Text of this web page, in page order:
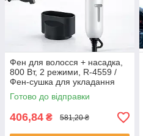
Фен для волосся + насадка,
800 Вт, 2 режими, R-4559 /
Фен-сушка для укладання
волосся / Дорожній фен
Готово до відправки
406,84 ₴ 581,20 ₴